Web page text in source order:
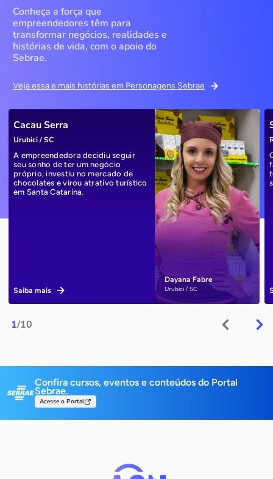
Conheça a força que
empreendedores têm para
transformar negócios, realidades e
histórias de vida, com o apoio do
Sebrae.
Veja essa e mais histórias em Personagens Sebrae
1/10
Dayana Fabre
Urubici / SC
Cacau Serra
Urubici / SC
A empreendedora decidiu seguir
seu sonho de ter um negócio
próprio, investiu no mercado de
chocolates e virou atrativo turístico
em Santa Catarina.
Saiba mais
Confira cursos, eventos e conteúdos do Portal
Sebrae.
Acesse o Portal